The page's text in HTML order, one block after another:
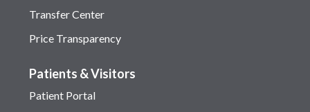
Transfer Center
Price Transparency
Patients & Visitors
Patient Portal